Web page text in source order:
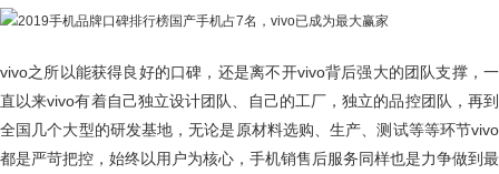
vivo之所以能获得良好的口碑，还是离不开vivo背后强大的团队支撑，一
直以来vivo有着自己独立设计团队、自己的工厂，独立的品控团队，再到
全国几个大型的研发基地，无论是原材料选购、生产、测试等等环节vivo
都是严苛把控，始终以用户为核心，手机销售后服务同样也是力争做到最